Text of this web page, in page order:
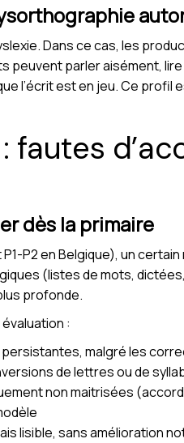
Dans ce cas, les
peuvent parler aisément,
l’écrit est en jeu. Ce
fautes
dès la primaire
P1-P2 en Belgique), un
(listes de mots,
profonde.
:
malgré les
de lettres ou de
non maitrisées
lisible, sans amélioration